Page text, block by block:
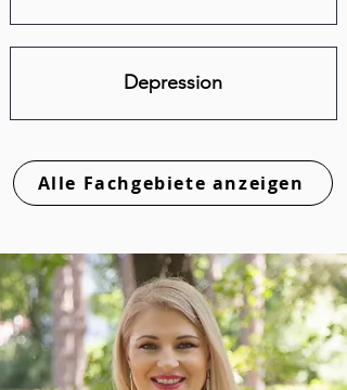
Depression
Alle Fachgebiete anzeigen